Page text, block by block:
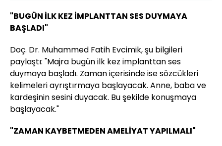
"BUGÜN İLK KEZ İMPLANTTAN SES DUYMAYA
BAŞLADI"
Doç. Dr. Muhammed Fatih Evcimik, şu bilgileri
paylaştı: "Majra bugün ilk kez implanttan ses
duymaya başladı. Zaman içerisinde ise sözcükleri
kelimeleri ayrıştırmaya başlayacak. Anne, baba ve
kardeşinin sesini duyacak. Bu şekilde konuşmaya
başlayacak."
"ZAMAN KAYBETMEDEN AMELİYAT YAPILMALI"